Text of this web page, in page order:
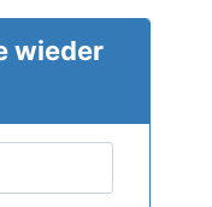
wieder